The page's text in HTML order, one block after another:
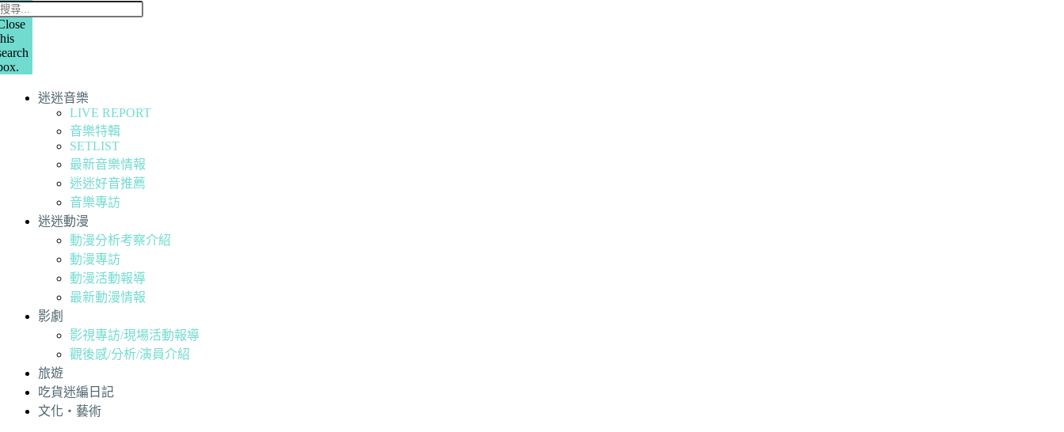
迷迷音樂
LIVE REPORT
音樂特輯
SETLIST
最新音樂情報
迷迷好音推薦
音樂專訪
迷迷動漫
動漫分析考察介紹
動漫專訪
動漫活動報導
最新動漫情報
影劇
影視專訪/現場活動報導
觀後感/分析/演員介紹
旅遊
吃貨迷編日記
文化・藝術